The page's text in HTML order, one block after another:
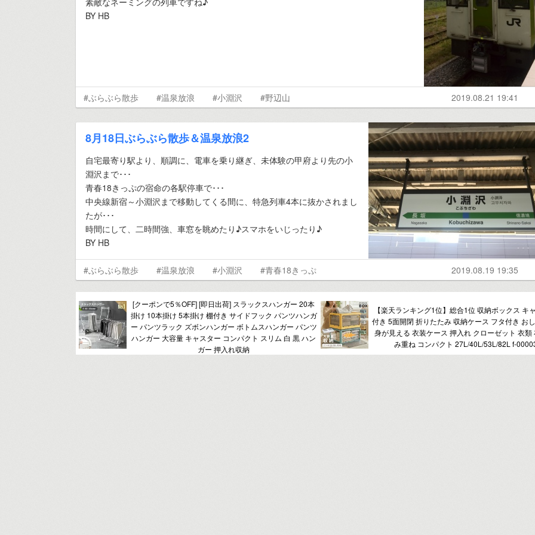
BY HB
#ぶらぶら散歩 #温泉放浪 #小淵沢 #野辺山 2019.08.21 19:41
8月18日ぶらぶら散歩＆温泉放浪2
自宅最寄り駅より、順調に、電車を乗り継ぎ、未体験の甲府より先の小
淵沢まで･･･
青春18きっぷの宿命の各駅停車で･･･
中央線新宿～小淵沢まで移動してくる間に、特急列車4本に抜かされまし
たが･･･
時間にして、二時間強、車窓を眺めたり♪スマホをいじったり♪
BY HB
#ぶらぶら散歩 #温泉放浪 #小淵沢 #青春18きっぷ 2019.08.19 19:35
[クーポンで5％OFF] [即日出荷] スラックスハンガー 20本
掛け 10本掛け 5本掛け 棚付き サイドフック パンツハンガ
ー パンツラック ズボンハンガー ボトムスハンガー パンツ
ハンガー 大容量 キャスター コンパクト スリム 白 黒 ハン
ガー 押入れ収納
【楽天ランキング1位】総合1位 収納ボックス キ
付き 5面開閉 折りたたみ 収納ケース フタ付き お
身が見える 衣装ケース 押入れ クローゼット 衣類
み重ね コンパクト 27L/40L/53L/82L f-